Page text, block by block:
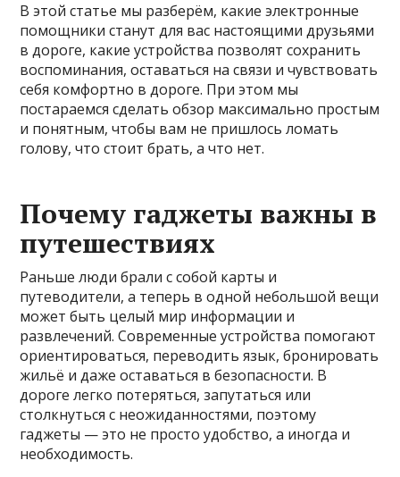
В этой статье мы разберём, какие электронные
помощники станут для вас настоящими друзьями
в дороге, какие устройства позволят сохранить
воспоминания, оставаться на связи и чувствовать
себя комфортно в дороге. При этом мы
постараемся сделать обзор максимально простым
и понятным, чтобы вам не пришлось ломать
голову, что стоит брать, а что нет.
Почему гаджеты важны в
путешествиях
Раньше люди брали с собой карты и
путеводители, а теперь в одной небольшой вещи
может быть целый мир информации и
развлечений. Современные устройства помогают
ориентироваться, переводить язык, бронировать
жильё и даже оставаться в безопасности. В
дороге легко потеряться, запутаться или
столкнуться с неожиданностями, поэтому
гаджеты — это не просто удобство, а иногда и
необходимость.